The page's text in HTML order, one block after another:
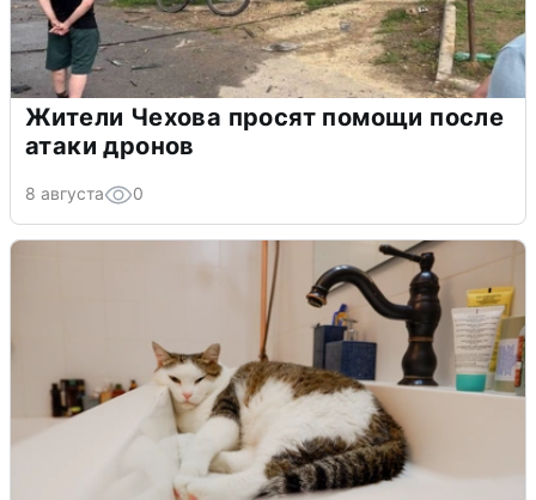
Жители Чехова просят помощи после
атаки дронов
8 августа 0